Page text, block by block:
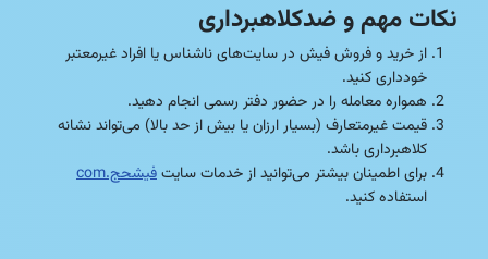
نکات مهم و ضدکلاهبرداری
از خرید و فروش فیش در سایت‌های ناشناس یا افراد غیرمعتبر
خودداری کنید.
همواره معامله را در حضور دفتر رسمی انجام دهید.
قیمت غیرمتعارف (بسیار ارزان یا بیش از حد بالا) می‌تواند نشانه
کلاهبرداری باشد.
برای اطمینان بیشتر می‌توانید از خدمات سایتفیشحج.com
استفاده کنید.